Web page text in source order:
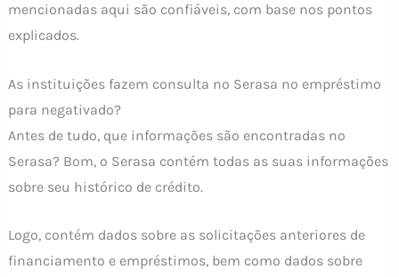
mencionadas aqui são confiáveis, com base nos pontos
explicados.
As instituições fazem consulta no Serasa no empréstimo
para negativado?
Antes de tudo, que informações são encontradas no
Serasa? Bom, o Serasa contém todas as suas informações
sobre seu histórico de crédito.
Logo, contém dados sobre as solicitações anteriores de
financiamento e empréstimos, bem como dados sobre